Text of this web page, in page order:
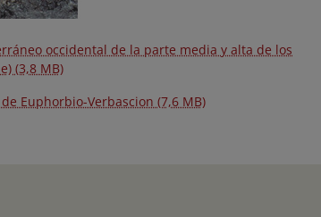
occidental de la parte media y alta de los
(3,8 MB)
Euphorbio-Verbascion (7,6 MB)